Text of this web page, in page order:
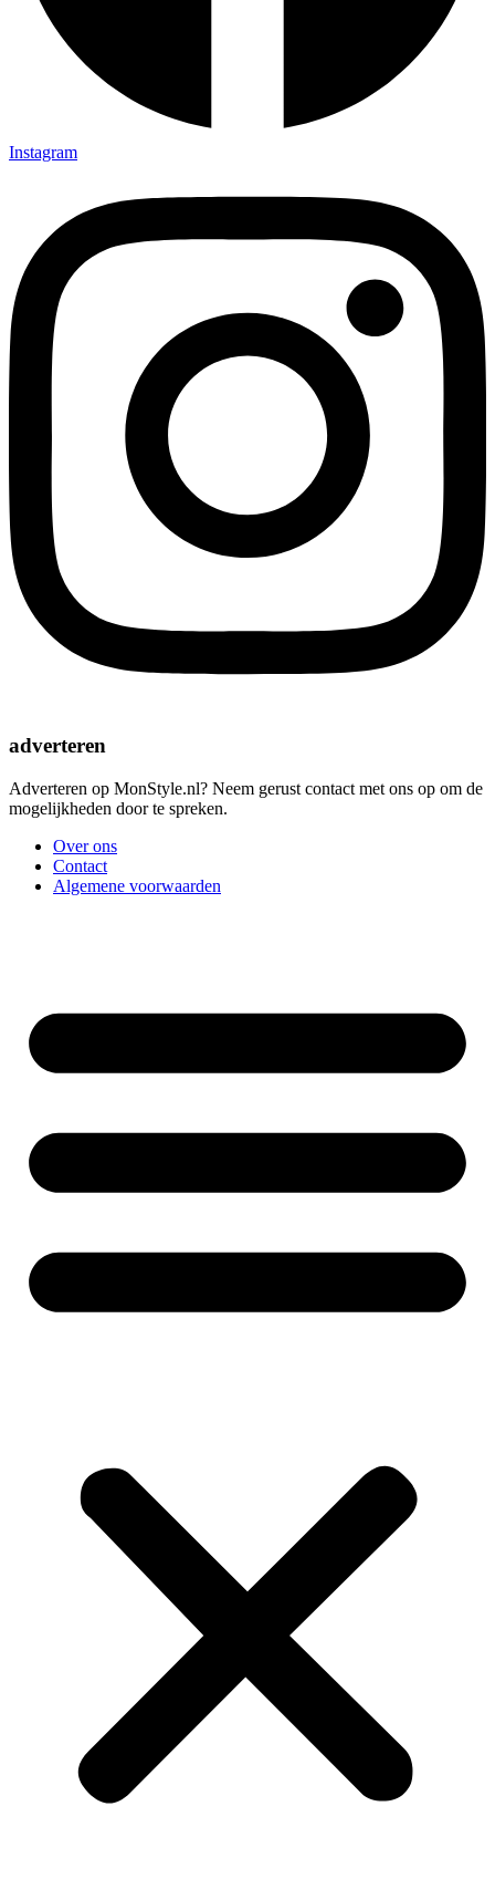
Instagram
adverteren
Adverteren op MonStyle.nl? Neem gerust contact met ons op om de
mogelijkheden door te spreken.
Over ons
Contact
Algemene voorwaarden